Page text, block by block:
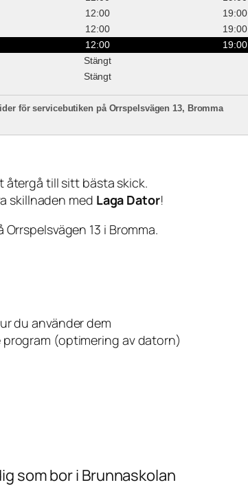
12:00
19:00
12:00
19:00
12:00
19:00
Stängt
Stängt
för servicebutiken på Orrspelsvägen 13, Bromma
återgå till sitt bästa skick.
skillnaden med Laga Dator!
13 i Bromma.
du använder dem
(optimering av datorn)
som bor i Brunnaskolan